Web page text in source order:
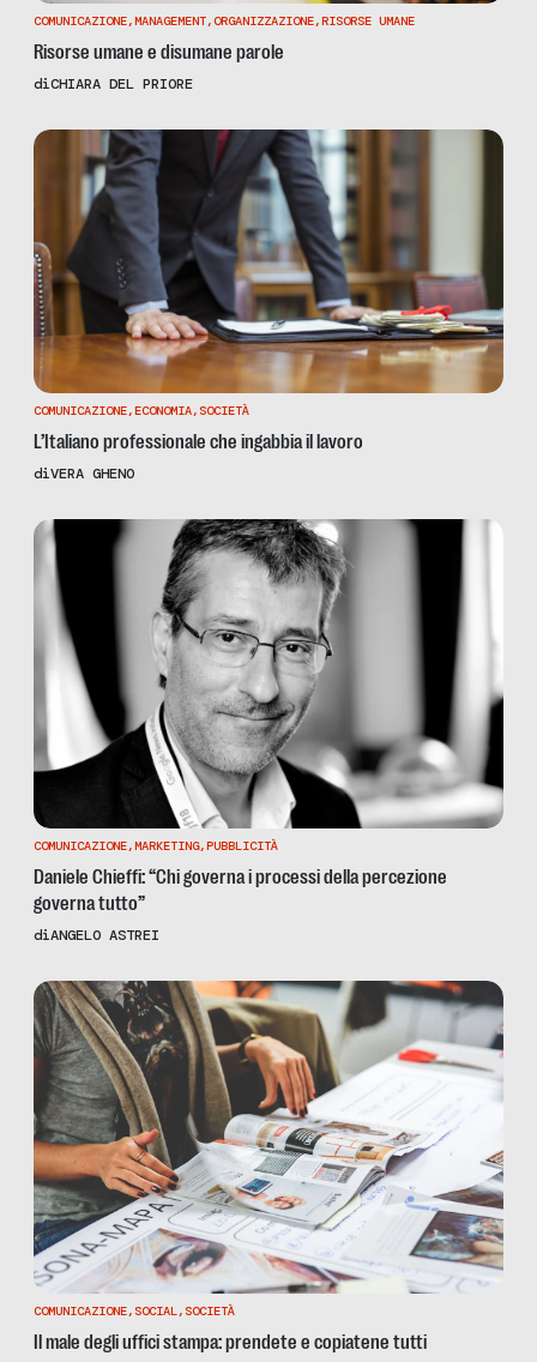
COMUNICAZIONE,MANAGEMENT,ORGANIZZAZIONE,RISORSE UMANE
Risorse umane e disumane parole
diCHIARA DEL PRIORE
COMUNICAZIONE,ECONOMIA, SOCIETÀ
L’Italiano professionale che ingabbia il lavoro
diVERA GHENO
COMUNICAZIONE,MARKETING,PUBBLICITÀ
Daniele Chieffi: “Chi governa i processi della percezione
governa tutto”
diANGELO ASTREI
COMUNICAZIONE, SOCIAL, SOCIETÀ
Il male degli uffici stampa: prendete e copiatene tutti